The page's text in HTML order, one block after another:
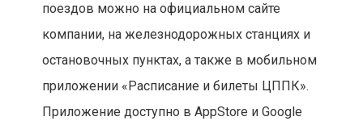
поездов можно на официальном сайте
компании, на железнодорожных станциях и
остановочных пунктах, а также в мобильном
приложении «Расписание и билеты ЦППК».
Приложение доступно в AppStore и Google